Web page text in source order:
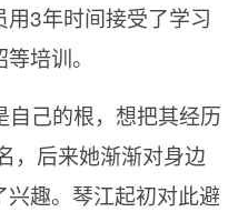
3年时间接受了学习
培训。
自己的根，想把其经历
，后来她渐渐对身边
趣。琴江起初对此避